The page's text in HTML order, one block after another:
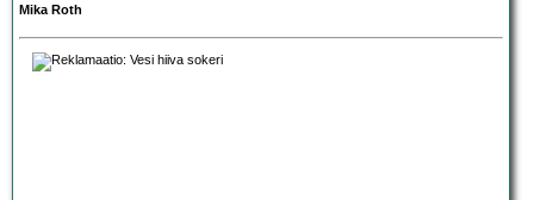
Mika Roth